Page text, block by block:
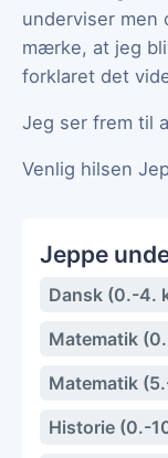
underviser men
mærke, at jeg
forklaret det
Jeg ser frem til
Venlig hilsen
Jeppe
Dansk (0.-4.
Matematik
Matematik
Historie (0.-